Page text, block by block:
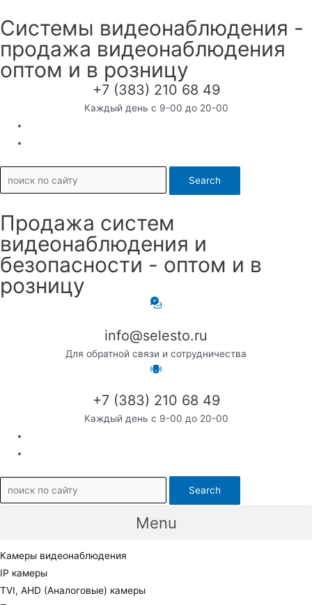
к
содержимому
Системы видеонаблюдения -
продажа видеонаблюдения
оптом и в розницу
+7 (383) 210 68 49
Каждый день с 9-00 до 20-00
Search
Продажа систем
видеонаблюдения и
безопасности - оптом и в
розницу
info@selesto.ru
Для обратной связи и сотрудничества
+7 (383) 210 68 49
Каждый день с 9-00 до 20-00
Search
Menu
Камеры видеонаблюдения
IP камеры
TVI, AHD (Аналоговые) камеры